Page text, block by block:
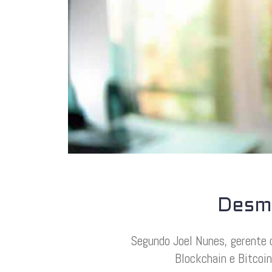
Segundo Joel Nunes,
Blockchain e